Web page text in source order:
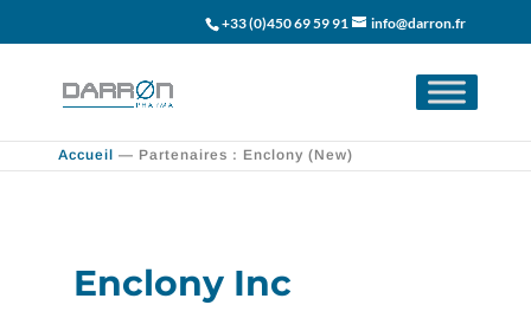
+33 (0)450 69 59 91 info@darron.fr
Accueil — Partenaires : Enclony (New)
Enclony Inc